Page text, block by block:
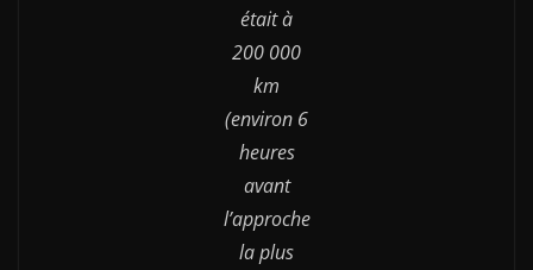
était à
200 000
km
(environ 6
heures
avant
l’approche
la plus